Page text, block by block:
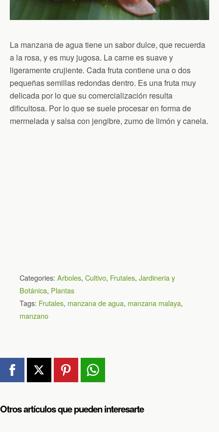
La manzana de agua tiene un sabor dulce, que recuerda
a la rosa, y es muy jugosa. La carne es suave y
ligeramente crujiente. Cada fruta contiene una o dos
pequeñas semillas redondas dentro. Es una fruta muy
delicada por lo que su comercialización resulta
dificultosa. Por lo que se suele procesar en forma de
mermelada y salsa con jengibre, zumo de limón y canela.
Categories: Arboles, Cultivo, Frutales, Jardineria y
Botánica, Plantas
Tags: Frutales, manzana de agua, manzana malaya,
manzano
Otros artículos que pueden interesarte